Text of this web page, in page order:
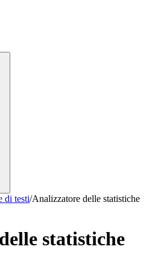
di testi/Analizzatore delle statistiche
statistiche